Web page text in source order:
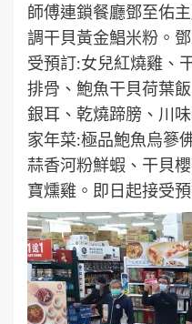
師傅連鎖餐廳鄧至佑
調干貝黃金鯧米粉。
受預訂:女兒紅燒雞、
排骨、鮑魚干貝荷葉
銀耳、乾燒蹄膀、川
家年菜:極品鮑魚烏篸
蒜香河粉鮮蝦、干貝
寶燻雞。即日起接受預